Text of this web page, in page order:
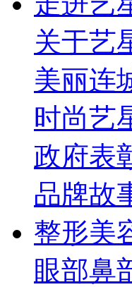
关于艺
美丽连
时尚艺
政府表
品牌故
整形美
眼部鼻